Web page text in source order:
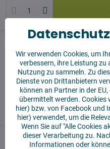
Produzent:Vysajto.sk
✅ Sofort versandfertig
✅ KOSTENLOSE Lieferung ab 55
✅14 Tage für die Rücksendung
Beschreibung
Wir verwenden Cookies, um
verbessern, ihre Leistung zu
Nutzung zu sammeln. Zu
Dienste von Drittanbietern
können an Partner in der
übermittelt werden. Cookies
hier) bzw. von Facebook und
hier) verwendet, um die
Wenn Sie auf "Alle Cookies
dieser Verarbeitung zu.
Informationen oder